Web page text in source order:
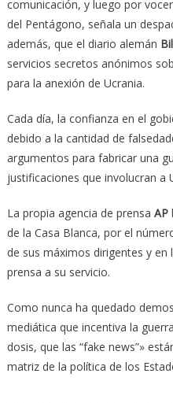
comunicación, y luego por
del Pentágono, señala un
además, que el diario alemán
servicios secretos anónimos
para la anexión de Ucrania.
Cada día, la confianza en el
debido a la cantidad de
argumentos para fabricar una
justificaciones que involucran a
La propia agencia de prensa AP
de la Casa Blanca, por el
de sus máximos dirigentes y en
prensa a su servicio.
Como nunca ha quedado
mediática que incentiva la
dosis, que las “fake news”»
matriz de la política de los